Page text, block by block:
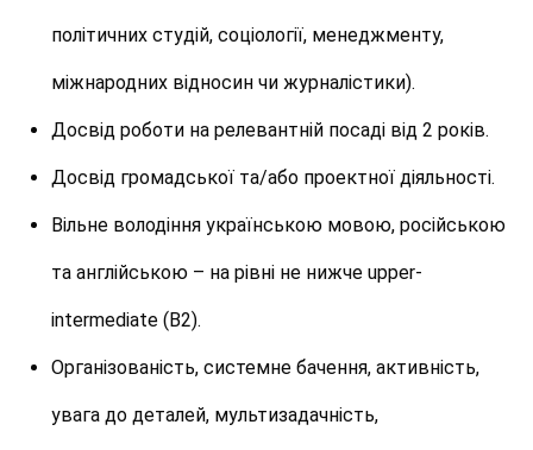
політичних студій, соціології, менеджменту,
міжнародних відносин чи журналістики).
Досвід роботи на релевантній посаді від 2 років.
Досвід громадської та/або проектної діяльності.
Вільне володіння українською мовою, російською
та англійською – на рівні не нижче upper-
intermediate(B2).
Організованість, системне бачення, активність,
увага до деталей, мультизадачність,